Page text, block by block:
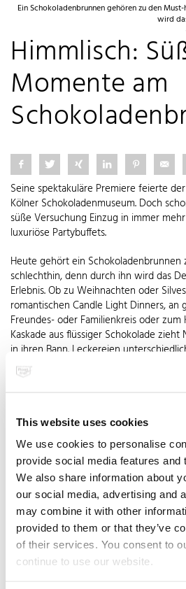
This website uses cookies
We use cookies to personalise
provide social media features and
We also share information about
our social media, advertising and
may combine it with other
provided to them or that they’ve
of their services. You consent to
continue to use our website.
Ein Schokoladenbrunnen gehören zu den
wird
Himmlisch:
Momente am
Seine spektakuläre Premiere feierte
Kölner Schokoladenmuseum. Doch
süße Versuchung Einzug in immer
luxuriöse Partybuffets.
Heute gehört ein Schokoladenbrunnen
schlechthin, denn durch ihn wird das
Erlebnis. Ob zu Weihnachten oder
romantischen Candle Light Dinners, an
Freundes- oder Familienkreis oder
Kaskade aus flüssiger Schokolade
in ihren Bann. Leckereien
Holzspießen oder Fonduegabeln in die
und sofort verzehrt. Besonders
zuvor in Rum eingelegt. Aber auch
zubereitetes Popcorn, Salzgebäck oder
werden am Schokoladenbrunnen zum
Aus gutem Grund sind die meisten
Rostfrei: Anders als Keramik oder
bruchfest, leicht zu reinigen und
häufigem Gebrauch sieht ein
Stahl aus wie neu. Nichts wackelt, hat
Die glatte Oberfläche gewährleistet
stets perfekt fließt. Bei der